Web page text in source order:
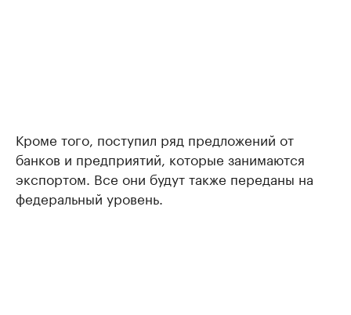
Кроме того, поступил ряд предложений от
банков и предприятий, которые занимаются
экспортом. Все они будут также переданы на
федеральный уровень.